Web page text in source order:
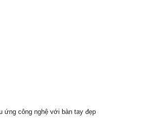
ứng công nghệ với bàn tay đẹp